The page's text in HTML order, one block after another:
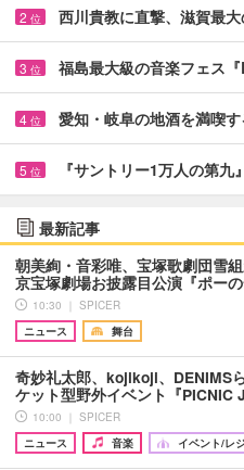
2 位 西川貴教に直撃、滋賀最
3 位 福島最大級の音楽フェス
4 位 愛知・岐阜の地酒を満喫
5 位 『サントリー1万人の第
最新記事
朝美絢・音彩唯、宝塚歌劇団雪
京宝塚劇場お披露目公演『ポー
10:30 ｜ SPICER
ニュース
舞台
奇妙礼太郎、kojikoji、DENIMS
ケット型野外イベント『
10:00 ｜ SPICER
ニュース
音楽 イベント/レ